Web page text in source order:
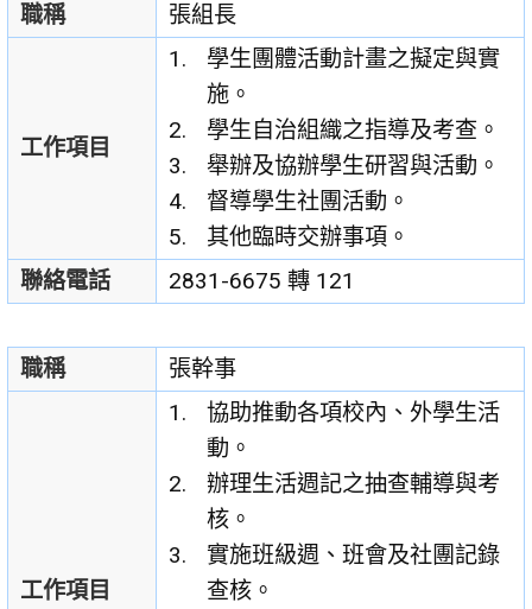
職稱 張組長
工作項目
學生團體活動計畫之擬定與實
施。
學生自治組織之指導及考查。
舉辦及協辦學生研習與活動。
督導學生社團活動。
其他臨時交辦事項。
聯絡電話
2831-6675 轉 121
職稱 張幹事
工作項目
協助推動各項校內、外學生活
動。
辦理生活週記之抽查輔導與考
核。
實施班級週、班會及社團記錄
查核。